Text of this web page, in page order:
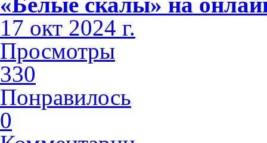
17 окт 2024 г.
Просмотры
330
Понравилось
0